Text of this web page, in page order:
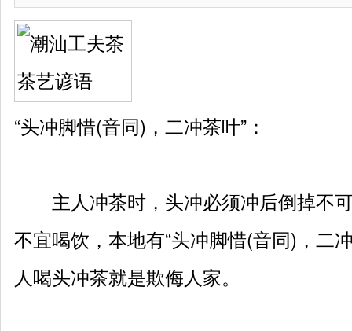
“头冲脚惜(音同)，二冲茶叶”：
主人冲茶时，头冲必须冲后倒掉不
不宜喝饮，本地有“头冲脚惜(音同)，二
人喝头冲茶就是欺侮人家。